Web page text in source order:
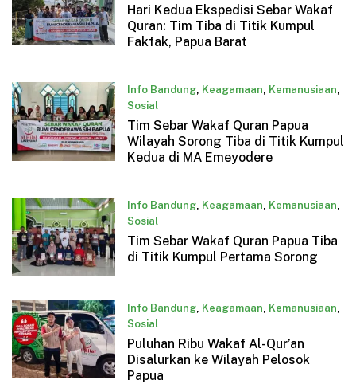
Desember 6, 2024
Hari Kedua Ekspedisi Sebar Wakaf
Quran: Tim Tiba di Titik Kumpul
Fakfak, Papua Barat
Info Bandung, Keagamaan, Kemanusiaan,
Sosial
Desember 6, 2024
Tim Sebar Wakaf Quran Papua
Wilayah Sorong Tiba di Titik Kumpul
Kedua di MA Emeyodere
Info Bandung, Keagamaan, Kemanusiaan,
Sosial
Desember 5, 2024
Tim Sebar Wakaf Quran Papua Tiba
di Titik Kumpul Pertama Sorong
Info Bandung, Keagamaan Kemanusiaan
Sosial
Desember 5, 2024
Puluhan Ribu Wakaf Al-Qur’an
Disalurkan ke Wilayah Pelosok
Papua